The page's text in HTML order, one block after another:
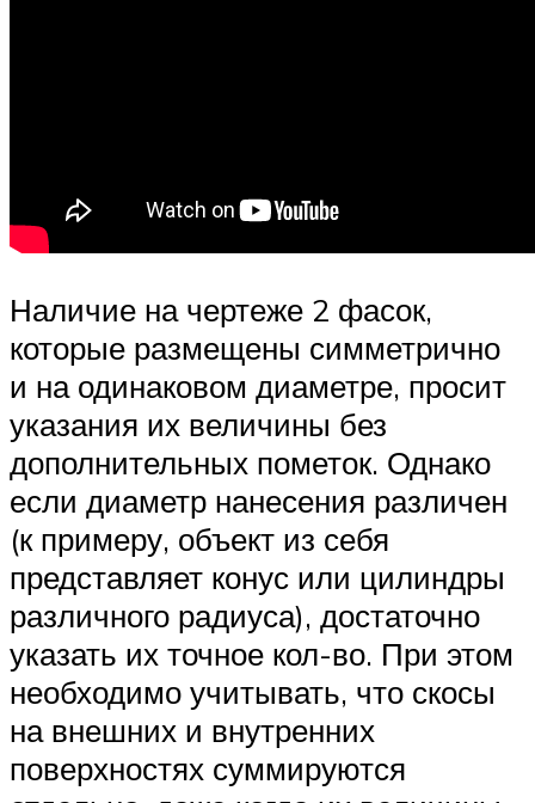
Наличие на чертеже 2 фасок,
которые размещены симметрично
и на одинаковом диаметре, просит
указания их величины без
дополнительных пометок. Однако
если диаметр нанесения различен
(к примеру, объект из себя
представляет конус или цилиндры
различного радиуса), достаточно
указать их точное кол-во. При этом
необходимо учитывать, что скосы
на внешних и внутренних
поверхностях суммируются